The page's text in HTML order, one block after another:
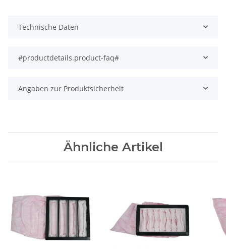
Technische Daten
#productdetails.product-faq#
Angaben zur Produktsicherheit
Ähnliche Artikel